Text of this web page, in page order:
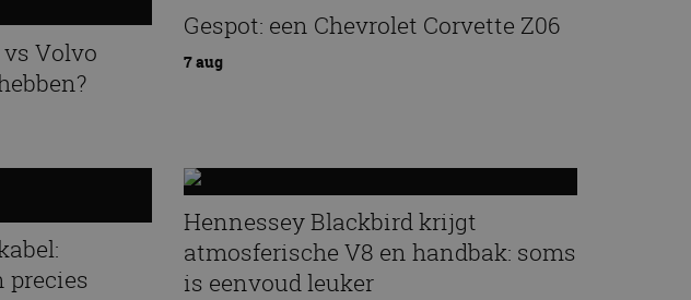
Volvo
Gespot: een Chevrolet Corvette Z06
7 aug
precies
Hennessey Blackbird krijgt
atmosferische V8 en handbak: soms
is eenvoud leuker